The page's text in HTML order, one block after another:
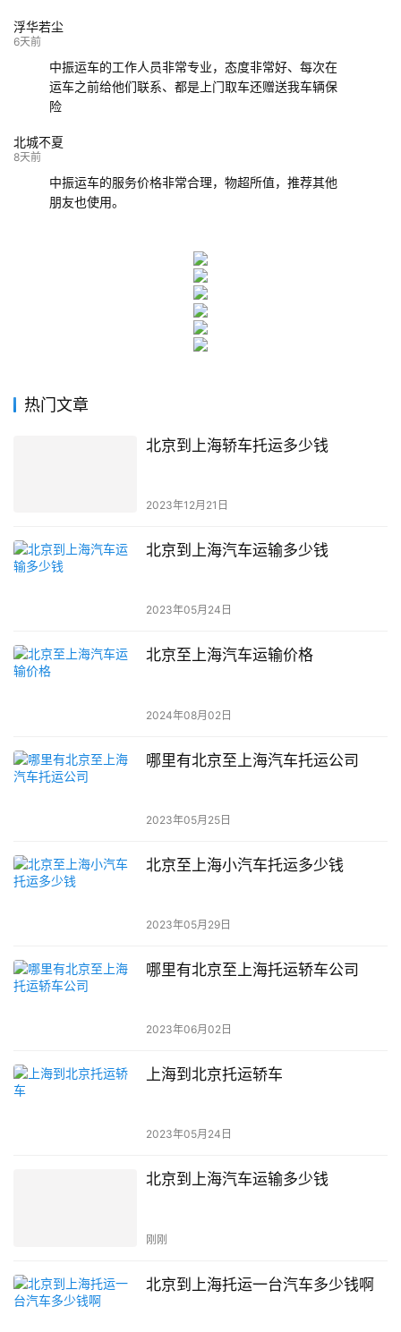
浮华若尘
6天前
中振运车的工作人员非常专业，态度非常好、每次在
运车之前给他们联系、都是上门取车还赠送我车辆保
险
北城不夏
8天前
中振运车的服务价格非常合理，物超所值，推荐其他
朋友也使用。
热门文章
北京到上海轿车托运多少钱
2023年12月21日
北京到上海汽车运输多少钱
2023年05月24日
北京至上海汽车运输价格
2024年08月02日
哪里有北京至上海汽车托运公司
2023年05月25日
北京至上海小汽车托运多少钱
2023年05月29日
哪里有北京至上海托运轿车公司
2023年06月02日
上海到北京托运轿车
2023年05月24日
北京到上海汽车运输多少钱
刚刚
北京到上海托运一台汽车多少钱啊